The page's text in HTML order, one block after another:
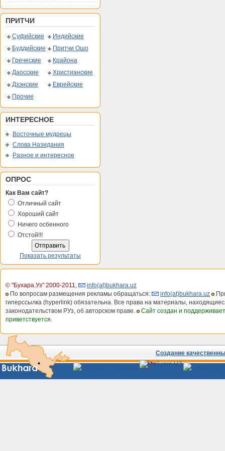
ПРИТЧИ
Суфийские
Индийские
Буддийские
Притчи Ошо
Греческие
Крайона
Даосские
Христианские
Дзэнские
Еврейские
Прочие
ИНТЕРЕСНОЕ
Восточные мудрецы
Слова Назидания
Разное и интересное
ОПРОС
Как Вам сайт?
Отличный сайт
Хороший сайт
Ничего осбенного
Отстой!!!
Показать результаты
© "Бухара.Уз" 2000-2011,
info(at)bukhara.uz
По вопросам размещения рекламы обращаться:
info(at)bukhara.uz
гиперссылка (hyperlink) обязательна. Все права на материалы,
законодательством РУз, об авторском праве.
Сайт создан и
приветствуется.
Создание
Сайты
Узбекистана